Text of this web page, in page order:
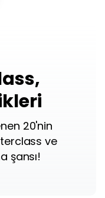
20'nin
ve
şansı!